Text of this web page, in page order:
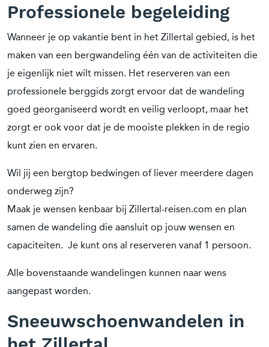
Professionele begeleiding
Wanneer je op vakantie bent in het Zillertal gebied, is het
maken van een bergwandeling één van de activiteiten die
je eigenlijk niet wilt missen. Het reserveren van een
professionele berggids zorgt ervoor dat de wandeling
goed georganiseerd wordt en veilig verloopt, maar het
zorgt er ook voor dat je de mooiste plekken in de regio
kunt zien en ervaren.
Wil jij een bergtop bedwingen of liever meerdere dagen
onderweg zijn?
Maak je wensen kenbaar bij Zillertal-reisen.com en plan
samen de wandeling die aansluit op jouw wensen en
capaciteiten. Je kunt ons al reserveren vanaf 1 persoon.
Alle bovenstaande wandelingen kunnen naar wens
aangepast worden.
Sneeuwschoenwandelen in